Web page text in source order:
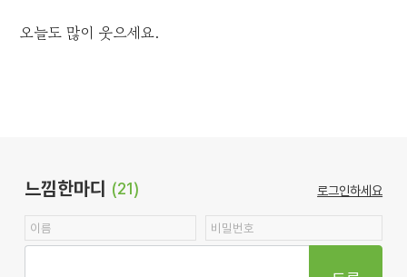
오늘도 많이 웃으세요.
느낌한마디 (21) 로그인하세요